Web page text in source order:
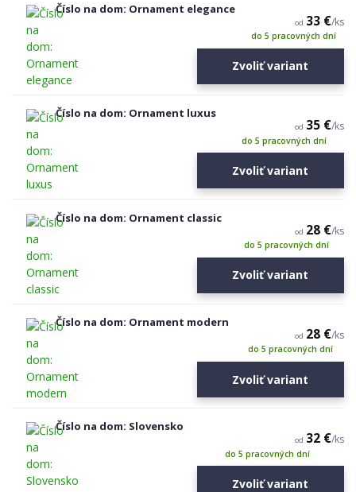
Číslo na dom: Ornament elegance
od 33 €/ks
do 5 pracovných dní
Zvoliť variant
Číslo na dom: Ornament luxus
od 35 €/ks
do 5 pracovných dní
Zvoliť variant
Číslo na dom: Ornament classic
od 28 €/ks
do 5 pracovných dní
Zvoliť variant
Číslo na dom: Ornament modern
od 28 €/ks
do 5 pracovných dní
Zvoliť variant
Číslo na dom: Slovensko
od 32 €/ks
do 5 pracovných dní
Zvoliť variant